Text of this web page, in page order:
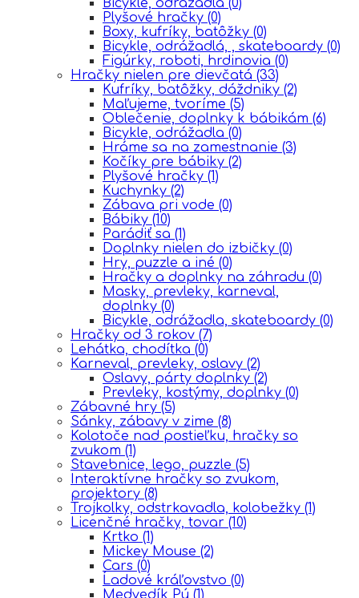
Bicykle, odrážadlá (0)
Plyšové hračky (0)
Boxy, kufríky, batôžky (0)
Bicykle, odrážadlá, , skateboardy (0)
Figúrky, roboti, hrdinovia (0)
Hračky nielen pre dievčatá (33)
Kufríky, batôžky, dáždniky (2)
Maľujeme, tvoríme (5)
Oblečenie, doplnky k bábikám (6)
Bicykle, odrážadla (0)
Hráme sa na zamestnanie (3)
Kočíky pre bábiky (2)
Plyšové hračky (1)
Kuchynky (2)
Zábava pri vode (0)
Bábiky (10)
Parádiť sa (1)
Doplnky nielen do izbičky (0)
Hry, puzzle a iné (0)
Hračky a doplnky na záhradu (0)
Masky, prevleky, karneval,
doplnky (0)
Bicykle, odrážadla, skateboardy (0)
Hračky od 3 rokov (7)
Lehátka, chodítka (0)
Karneval, prevleky, oslavy (2)
Oslavy, párty doplnky (2)
Prevleky, kostýmy, doplnky (0)
Zábavné hry (5)
Sánky, zábavy v zime (8)
Kolotoče nad postieľku, hračky so
zvukom (1)
Stavebnice, lego, puzzle (5)
Interaktívne hračky so zvukom,
projektory (8)
Trojkolky, odstrkavadla, kolobežky (1)
Licenčné hračky, tovar (10)
Krtko (1)
Mickey Mouse (2)
Cars (0)
Ĺadové kráľovstvo (0)
Medvedík Pú (1)